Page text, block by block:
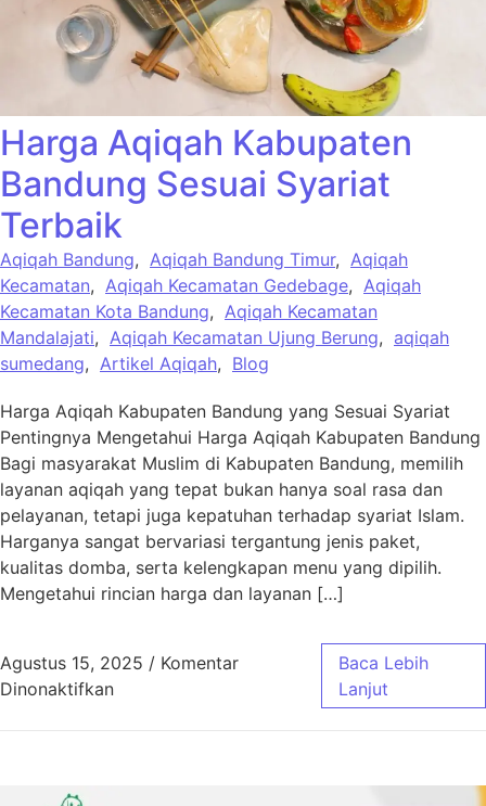
Harga Aqiqah Kabupaten
Bandung Sesuai Syariat
Terbaik
Aqiqah Bandung, Aqiqah Bandung Timur, Aqiqah
Kecamatan, Aqiqah Kecamatan Gedebage, Aqiqah
Kecamatan Kota Bandung, Aqiqah Kecamatan
Mandalajati, Aqiqah Kecamatan Ujung Berung, aqiqah
sumedang, Artikel Aqiqah, Blog
Harga Aqiqah Kabupaten Bandung yang Sesuai Syariat
Pentingnya Mengetahui Harga Aqiqah Kabupaten Bandung
Bagi masyarakat Muslim di Kabupaten Bandung, memilih
layanan aqiqah yang tepat bukan hanya soal rasa dan
pelayanan, tetapi juga kepatuhan terhadap syariat Islam.
Harganya sangat bervariasi tergantung jenis paket,
kualitas domba, serta kelengkapan menu yang dipilih.
Mengetahui rincian harga dan layanan […]
Agustus 15, 2025 / Komentar
Dinonaktifkanpada Harga Aqiqah Kabupaten Bandung
Baca Lebih
Lanjut